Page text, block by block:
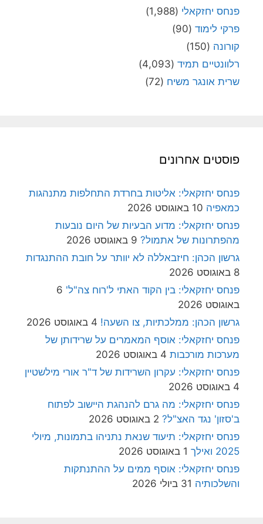
פנחס יחזקאלי (1,988)
פרקי לימוד (90)
קורונה (150)
רלוונטיים תמיד (4,093)
שרית אונגר משיח (72)
פוסטים אחרונים
פנחס יחזקאלי: אליטות בחרדת התחלפות מתנהגות
כמאפיה 10 באוגוסט 2026
פנחס יחזקאלי: מדוע הבעיות של היום נובעות
מהפתרונות של אתמול? 9 באוגוסט 2026
גרשון הכהן: חיזבאללה לא יוותר על חובת ההתנגדות
8 באוגוסט 2026
פנחס יחזקאלי: בין הקוד האתי ל'רוח צה"ל' 6
באוגוסט 2026
גרשון הכהן: ממלכתיות, צו השעה! 4 באוגוסט 2026
פנחס יחזקאלי: אוסף המאמרים על שרידותן של
מערכות מורכבות 4 באוגוסט 2026
פנחס יחזקאלי: עקרון השרידות של ד"ר אורי מילשטיין
4 באוגוסט 2026
פנחס יחזקאלי: מה גרם להנהגת היישוב לפתוח
ב'סזון' נגד האצ"ל? 2 באוגוסט 2026
פנחס יחזקאלי: תיעוד שנאת נתניהו בתמונות, מיולי
2025 ואילך
1 באוגוסט 2026
פנחס יחזקאלי: אוסף ממים על ההתנתקות
והשלכותיה 31 ביולי 2026